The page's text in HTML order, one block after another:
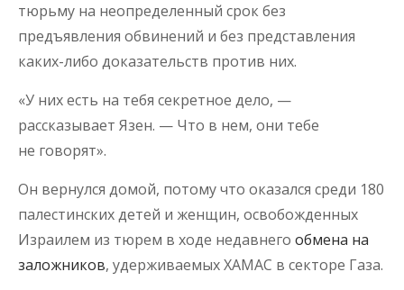
тюрьму на неопределенный срок без
предъявления обвинений и без представления
каких-либо доказательств против них.
«У них есть на тебя секретное дело, —
рассказывает Язен. — Что в нем, они тебе
не говорят».
Он вернулся домой, потому что оказался среди 180
палестинских детей и женщин, освобожденных
Израилем из тюрем в ходе недавнего обмена на
заложников, удерживаемых ХАМАС в секторе Газа.